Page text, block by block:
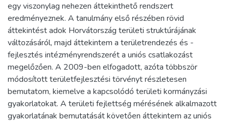
egy viszonylag nehezen áttekinthető rendszert
eredményeznek. A tanulmány első részében rövid
áttekintést adok Horvátország területi struktúrájának
változásáról, majd áttekintem a területrendezés és -
fejlesztés intézményrendszerét a uniós csatlakozást
megelőzően. A 2009-ben elfogadott, azóta többször
módosított területfejlesztési törvényt részletesen
bemutatom, kiemelve a kapcsolódó területi kormányzási
gyakorlatokat. A területi fejlettség mérésének alkalmazott
gyakorlatának bemutatását követően áttekintem az uniós